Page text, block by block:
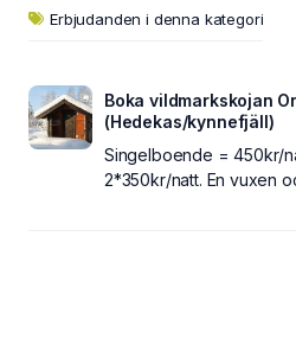
Erbjudanden i denna kategori
Boka vildmarkskojan
(Hedekas/kynnefjäll)
Singelboende = 450kr/
2*350kr/natt. En vuxen